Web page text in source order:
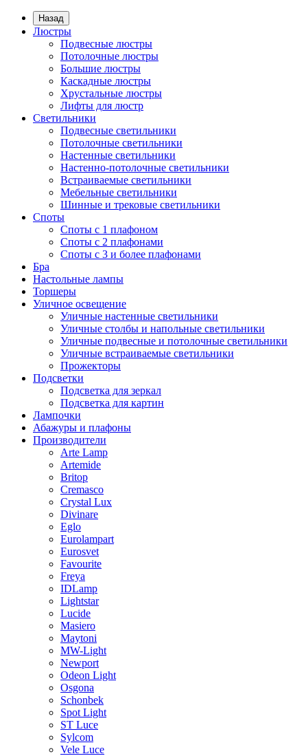
Назад
Люстры
Подвесные люстры
Потолочные люстры
Большие люстры
Каскадные люстры
Хрустальные люстры
Лифты для люстр
Светильники
Подвесные светильники
Потолочные светильники
Настенные светильники
Настенно-потолочные светильники
Встраиваемые светильники
Мебельные светильники
Шинные и трековые светильники
Споты
Споты с 1 плафоном
Споты с 2 плафонами
Споты с 3 и более плафонами
Бра
Настольные лампы
Торшеры
Уличное освещение
Уличные настенные светильники
Уличные столбы и напольные светильники
Уличные подвесные и потолочные светильники
Уличные встраиваемые светильники
Прожекторы
Подсветки
Подсветка для зеркал
Подсветка для картин
Лампочки
Абажуры и плафоны
Производители
Arte Lamp
Artemide
Britop
Cremasco
Crystal Lux
Divinare
Eglo
Eurolampart
Eurosvet
Favourite
Freya
IDLamp
Lightstar
Lucide
Masiero
Maytoni
MW-Light
Newport
Odeon Light
Osgona
Schonbek
Spot Light
ST Luce
Sylcom
Vele Luce